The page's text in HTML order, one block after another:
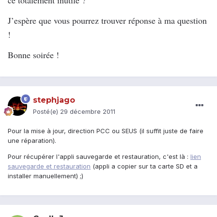
J’espère que vous pourrez trouver réponse à ma question
!
Bonne soirée !
stephjago
Posté(e) 29 décembre 2011
Pour la mise à jour, direction PCC ou SEUS (il suffit juste de faire
une réparation).
Pour récupérer l'appli sauvegarde et restauration, c'est là : lien
sauvegarde et restauration (appli a copier sur ta carte SD et a
installer manuellement) ;)